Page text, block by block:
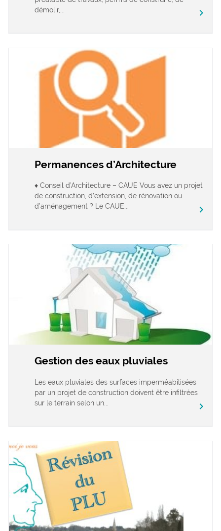
démolir,...
chevron_right
Permanences d’Architecture
♦ Conseil d’Architecture – CAUE Vous avez un projet
de construction, d’extension, de rénovation ou
d’aménagement ? Le CAUE...
chevron_right
Gestion des eaux pluviales
Les eaux pluviales des surfaces imperméabilisées
par un projet de construction doivent être infiltrées
sur le terrain selon un...
chevron_right